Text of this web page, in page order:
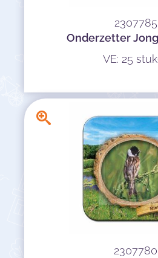
2307785
Onderzetter
VE: 25
2307780